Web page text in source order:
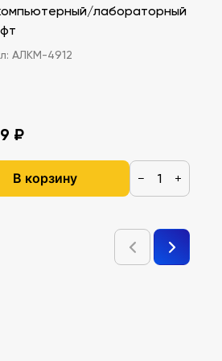
лабораторный
АЛКМ-4912
₽
В корзину − +